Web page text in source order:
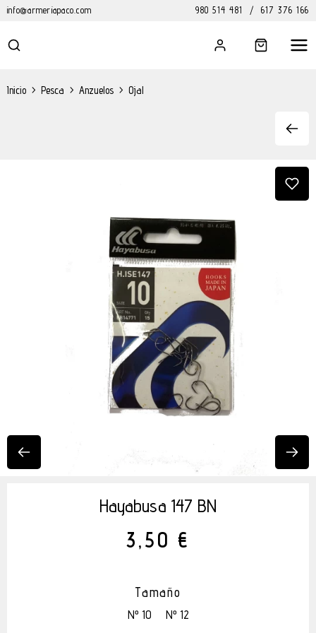
info@armeriapaco.com 980 514 481 / 617 376 166
Inicio > Pesca > Anzuelos > Ojal
Hayabusa 147 BN
3,50 €
Tamaño
Nº 10 Nº 12